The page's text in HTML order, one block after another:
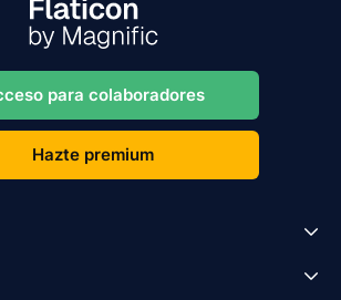
para colaboradores
Hazte premium